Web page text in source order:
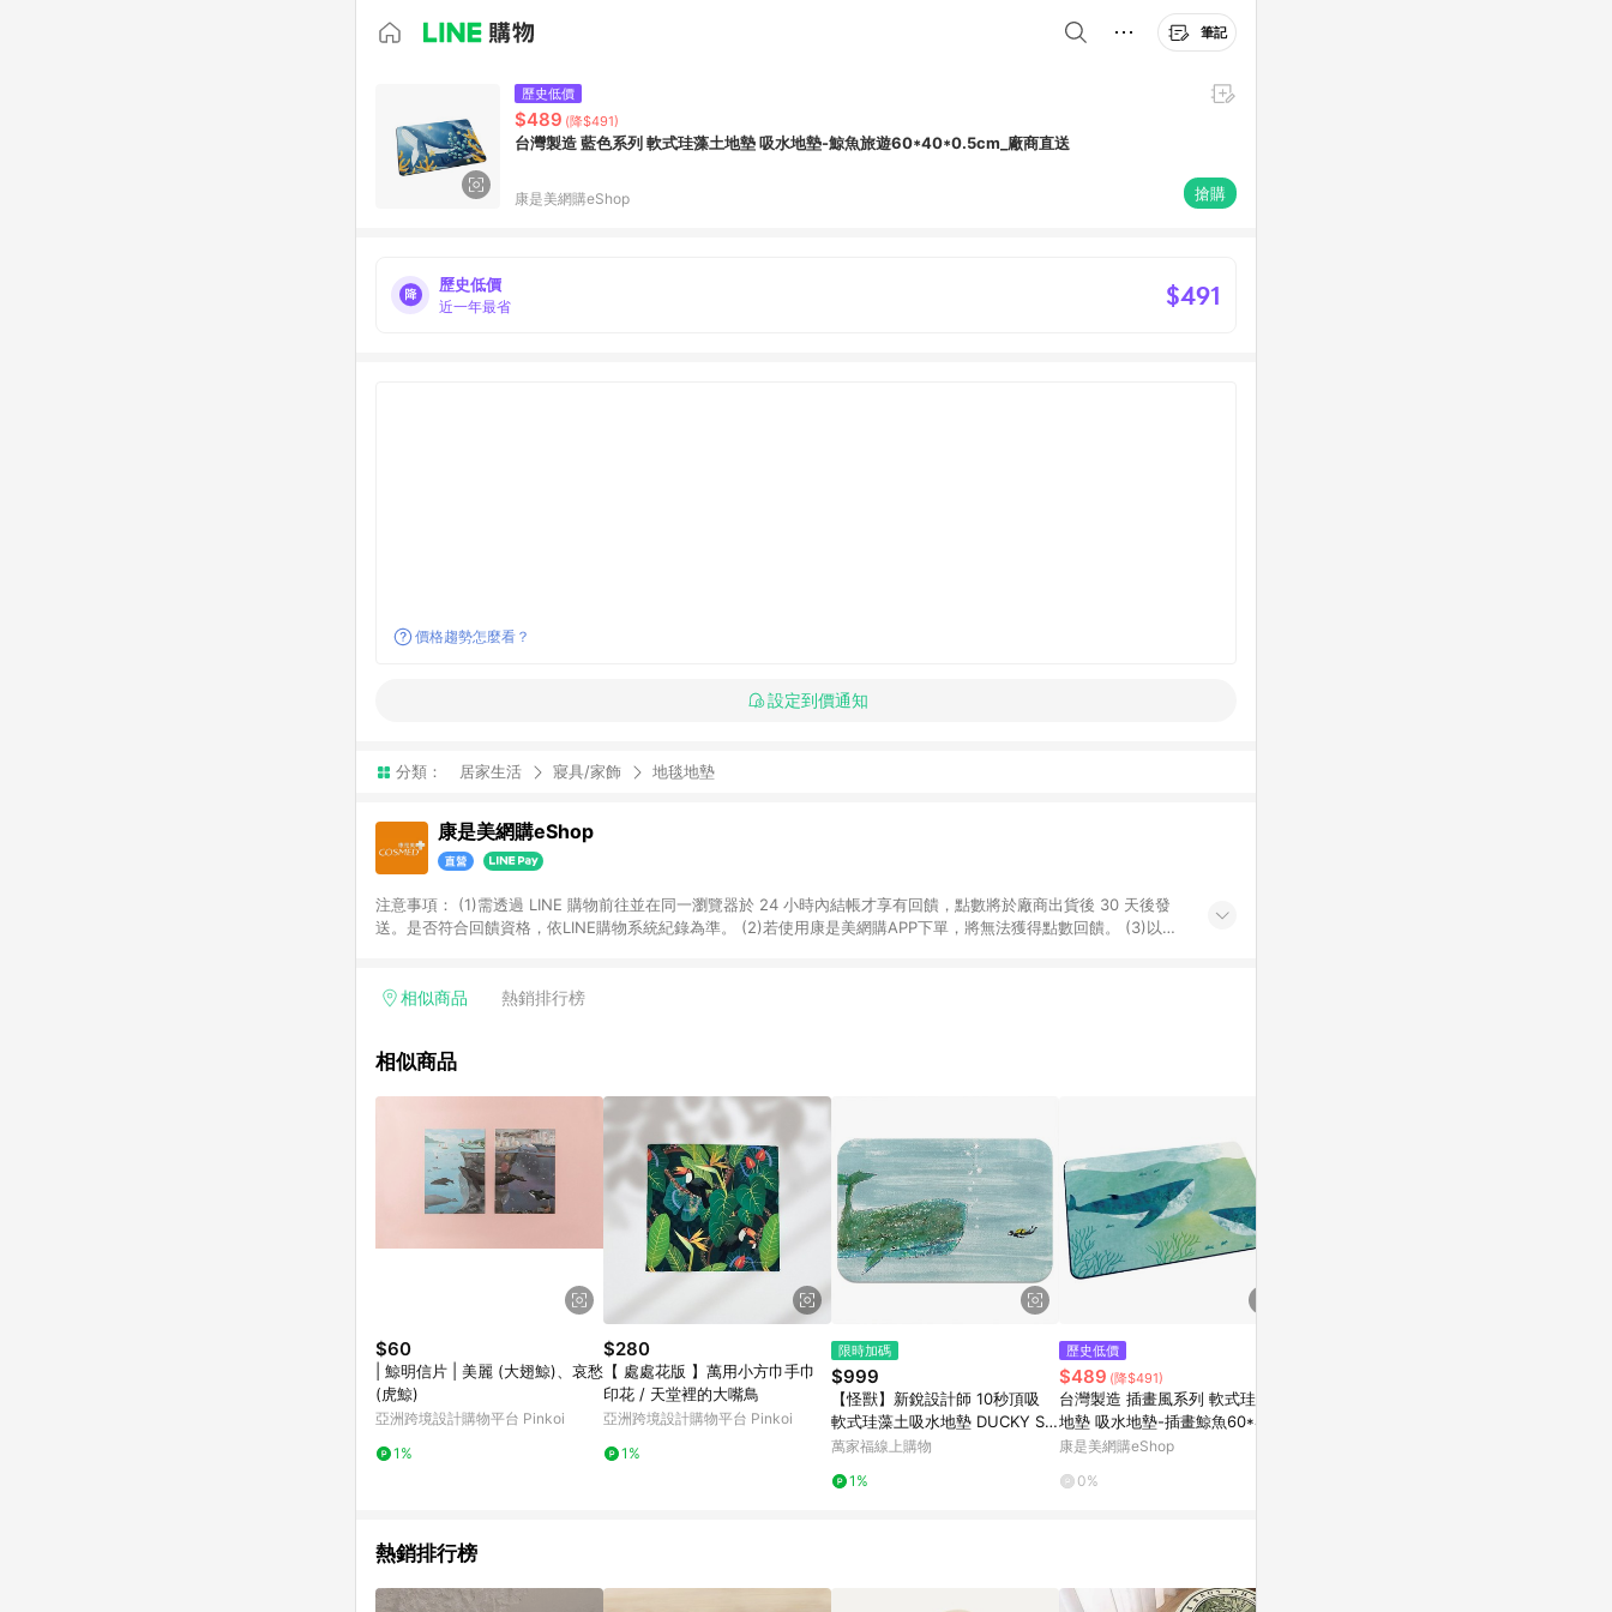
筆記
歷史低價
$489 (降$491)
台灣製造 藍色系列 軟式珪藻土地墊 吸水地墊-鯨魚旅遊60*40*0.5cm_廠商直送
康是美網購eShop 搶購
歷史低價
近一年最省 $491
價格趨勢怎麼看？
設定到價通知
分類： 居家生活 寢具/家飾 地毯地墊
康是美網購eShop
注意事項：​ (1)需透過 LINE 購物前往並在同一瀏覽器於 24 小時內結帳才享有回饋，點數將於廠商出貨後 30 天後發
送。​是否符合回饋資格，依LINE購物系統紀錄為準。 (2)若使用康是美網購APP下單，將無法獲得點數回饋。​ (3)以下
「LINE購物通知」之官方帳號訊息通知。亦可於LINE購物網站或APP中的「我的訂單」頁面查詢，請依LINE購物網站
相似商品 熱銷排行榜
相似商品
$60
| 鯨明信片 | 美麗 (大翅鯨)、哀愁
(虎鯨)
亞洲跨境設計購物平台 Pinkoi
1%
$280
【 處處花版 】萬用小方巾手巾
印花 / 天堂裡的大嘴鳥
亞洲跨境設計購物平台 Pinkoi
1%
限時加碼
$999
【怪獸】新銳設計師 10秒頂吸
軟式珪藻土吸水地墊 DUCKY SH
EN (60x40cm) -Whale
萬家福線上購物
1%
歷史低價
$489 (降$491)
台灣製造 插畫風系列 軟式珪藻土
地墊 吸水地墊-插畫鯨魚60*40*
0.5cm_廠商直送
康是美網購eShop
0%
熱銷排行榜